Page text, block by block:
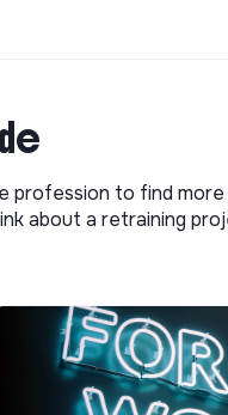
profession to find more
about a retraining